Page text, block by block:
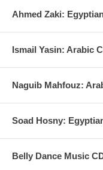
Belly Dance Music